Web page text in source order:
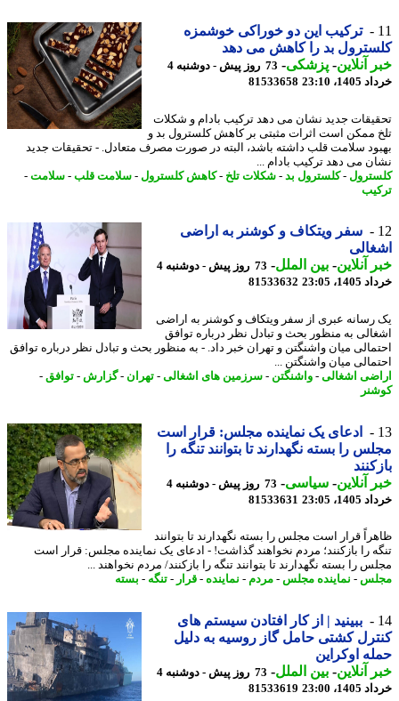
ترکیب این دو خوراکی خوشمزه
بد را کاهش می دهد
آنلاین-پزشکی-
73 روز پیش - دوشنبه 4
23:10
81533658
جدید نشان می دهد ترکیب بادام و شکلات
ممکن است اثرات مثبتی بر کاهش کلسترول بد و
سلامت قلب داشته باشد، البته در صورت مصرف متعادل. - تحقیقات جدید
می دهد ترکیب بادام ...
-کلسترول بد- شکلات تلخ-کاهش کلسترول-سلامت قلب -سلامت-
سفر ویتکاف و کوشنر به اراضی
آنلاین-بین الملل-
73 روز پیش - دوشنبه 4
23:05
81533632
عبری از سفر ویتکاف و کوشنر به اراضی
به منظور بحث و تبادل نظر درباره توافق
میان واشنگتن و تهران خبر داد. - به منظور بحث و تبادل نظر درباره توافق
میان واشنگتن ...
اشغالی-واشنگتن-سرزمین های اشغالی-تهران- گزارش -توافق-
ادعای یک نماینده مجلس: قرار است
را بسته نگهدارند تا بتوانند تنگه را
آنلاین-سیاسی-
73 روز پیش - دوشنبه 4
23:05
81533631
قرار است مجلس را بسته نگهدارند تا بتوانند
را بازکنند؛ مردم نخواهند گذاشت! - ادعای یک نماینده مجلس: قرار است
را بسته نگهدارند تا بتوانند تنگه را بازکنند/ مردم نخواهند ...
-نماینده مجلس-مردم- نماینده-قرار - تنگه -بسته
ببینید | از کار افتادن سیستم های
کشتی حامل گاز روسیه به دلیل
اوکراین
آنلاین-بین الملل-
73 روز پیش - دوشنبه 4
23:00
81533619